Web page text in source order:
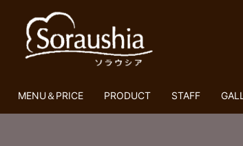
MENU＆PRICE PRODUCT STAFF